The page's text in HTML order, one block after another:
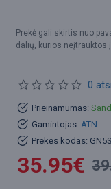
Prekė gali skirtis nuo
dalių, kurios neįtrauktos
Prieinamumas:
Gamintojas: ATN
Prekės kodas:
0
35.95€